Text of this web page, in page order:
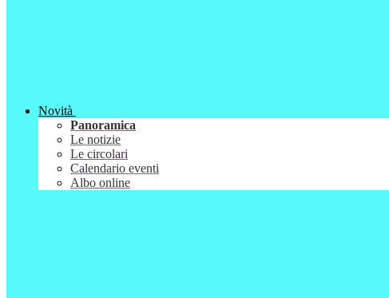
Novità
Panoramica
Le notizie
Le circolari
Calendario eventi
Albo online